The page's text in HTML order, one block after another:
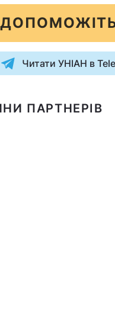
Читати УНІАН в
ПАРТНЕРІВ